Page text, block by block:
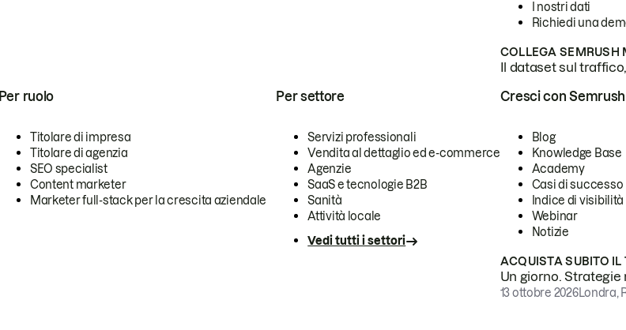
I nostri dati
Richiedi una
COLLEGA SEMRUSH
Il dataset sul
Per ruolo
Titolare di impresa
Titolare di agenzia
SEO specialist
Content marketer
Marketer full-stack per la crescita aziendale
Per settore
Servizi professionali
Vendita al dettaglio ed e-commerce
Agenzie
SaaS e tecnologie B2B
Sanità
Attività locale
Vedi tutti i settori
Cresci con Semrush
Blog
Knowledge Base
Academy
Casi di successo
Indice di visibilità
Webinar
Notizie
ACQUISTA SUBITO IL
Un giorno.
13 ottobre 2026Londra,